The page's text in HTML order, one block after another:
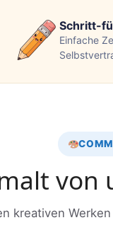
Schritt-
Einfache
von
kreativen